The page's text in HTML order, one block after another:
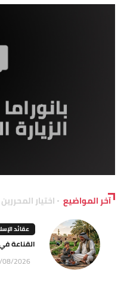
آخر المواضيع اختيار المحررين
عقائد
القناعة
2026